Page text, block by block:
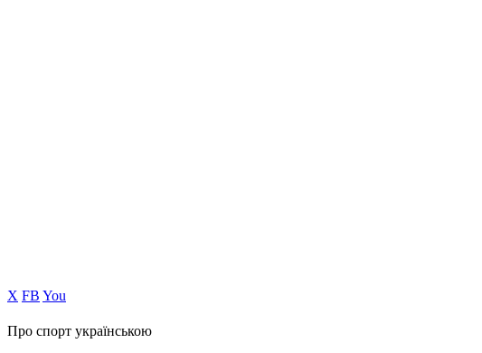
Х FB You
Про спорт українською